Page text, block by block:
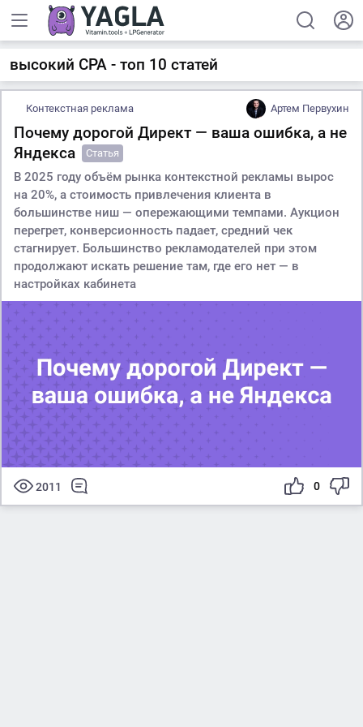
высокий CPA - топ 10 статей
Контекстная реклама Артем Первухин
Почему дорогой Директ — ваша ошибка, а не
Яндекса
Статья
В 2025 году объём рынка контекстной рекламы вырос
на 20%, а стоимость привлечения клиента в
большинстве ниш — опережающими темпами. Аукцион
перегрет, конверсионность падает, средний чек
стагнирует. Большинство рекламодателей при этом
продолжают искать решение там, где его нет — в
настройках кабинета
2011 0